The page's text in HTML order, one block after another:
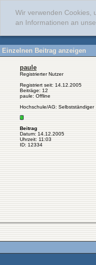
Wir verwenden Cookies,
an Informationen an
Einzelnen Beitrag anzeigen
paule
Registrierter Nutzer
Registriert seit: 14.12.2005
Beiträge: 12
paule: Offline
Hochschule/AG: Selbstständiger
Beitrag
Datum: 14.12.2005
Uhrzeit: 11:03
ID: 12334